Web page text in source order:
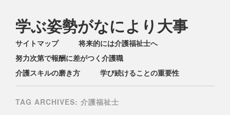
学ぶ姿勢がなにより大事
Main menu
Skip
to
content
サイトマップ
将来的には介護福祉士へ
努力次第で報酬に差がつく介護職
介護スキルの磨き方
学び続けることの重要性
TAG ARCHIVES: 介護福祉士